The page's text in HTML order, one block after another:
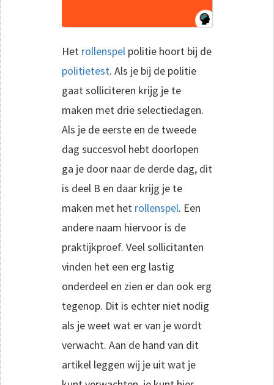
Het rollenspel politie hoort bij de
politietest. Als je bij de politie
gaat solliciteren krijg je te
maken met drie selectiedagen.
Als je de eerste en de tweede
dag succesvol hebt doorlopen
ga je door naar de derde dag, dit
is deel B en daar krijg je te
maken met het rollenspel. Een
andere naam hiervoor is de
praktijkproef. Veel sollicitanten
vinden het een erg lastig
onderdeel en zien er dan ook erg
tegenop. Dit is echter niet nodig
als je weet wat er van je wordt
verwacht. Aan de hand van dit
artikel leggen wij je uit wat je